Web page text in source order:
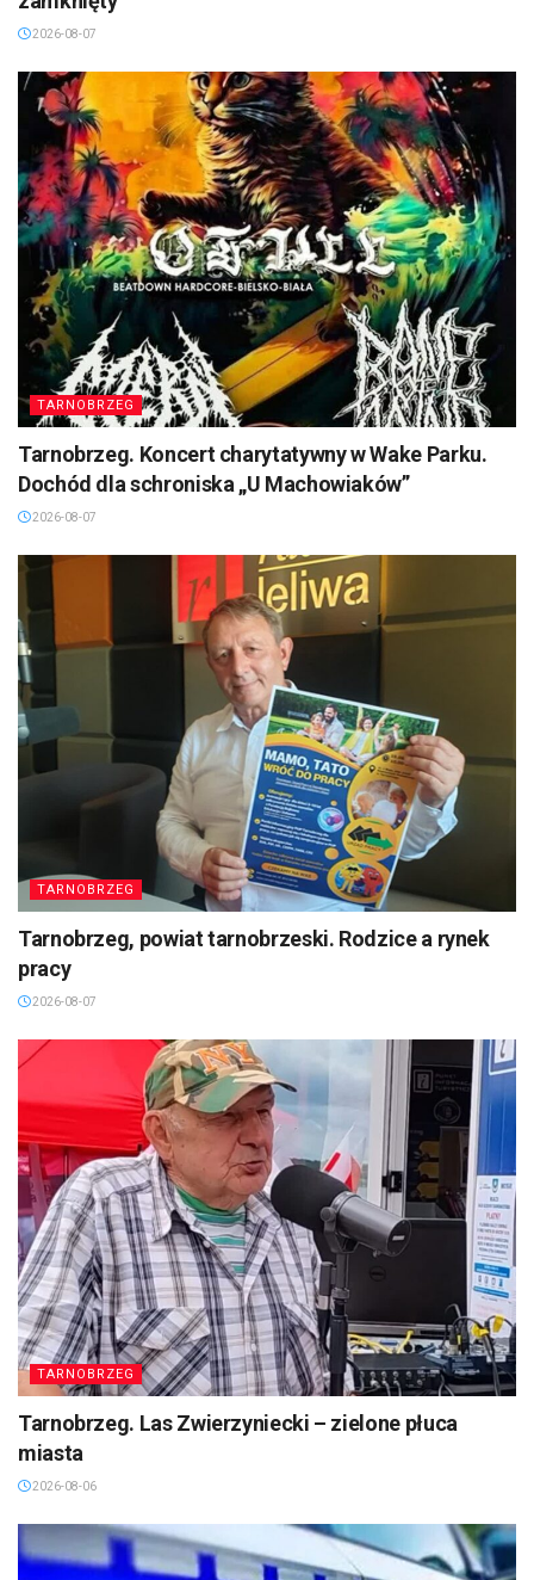
2026-08-07
TARNOBRZEG
Tarnobrzeg. Koncert charytatywny w Wake Parku.
Dochód dla schroniska „U Machowiaków”
2026-08-07
TARNOBRZEG
Tarnobrzeg, powiat tarnobrzeski. Rodzice a rynek
pracy
2026-08-07
TARNOBRZEG
Tarnobrzeg. Las Zwierzyniecki – zielone płuca
miasta
2026-08-06